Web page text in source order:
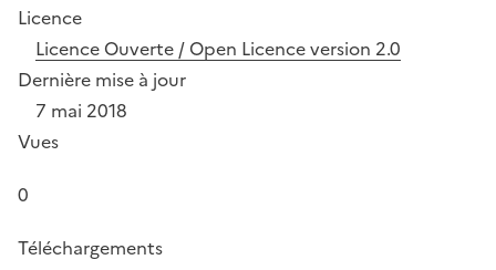
Licence
Licence Ouverte / Open Licence version 2.0
Dernière mise à jour
7 mai 2018
Vues
0
Téléchargements